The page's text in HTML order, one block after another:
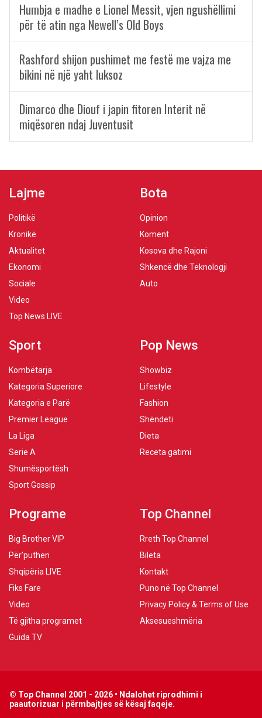
Humbja e madhe e Lionel Messit, vjen ngushëllimi
për të atin nga Newell’s Old Boys
Rashford shijon pushimet me festë me vajza me
bikini në një yaht luksoz
Dimarco dhe Diouf i japin fitoren Interit në
miqësoren ndaj Juventusit
Lajme
Politikë
Kronikë
Aktualitet
Ekonomi
Sociale
Video
Top News LIVE
Bota
Opinion
Koment
Kosova dhe Rajoni
Shkencë dhe Teknologji
Auto
Sport
Kombëtarja
Kategoria Superiore
Kategoria e Parë
Premier League
La Liga
Serie A
Shumësportësh
Sport Gossip
Pop News
Showbiz
Lifestyle
Fashion
Shëndeti
Dieta
Receta gatimi
Programe
Big Brother VIP
Për’puthen
Shqipëria LIVE
Fiks Fare
Video
Të gjitha programet
Guida TV
Top Channel
Rreth Top Channel
Bileta
Kontakt
Puno në Top Channel
Privacy Policy & Terms of Use
Aksesueshmëria
© Top Channel 2001 - 2026 • Ndalohet riprodhimi i
paautorizuar i përmbajtjes së kësaj faqeje.